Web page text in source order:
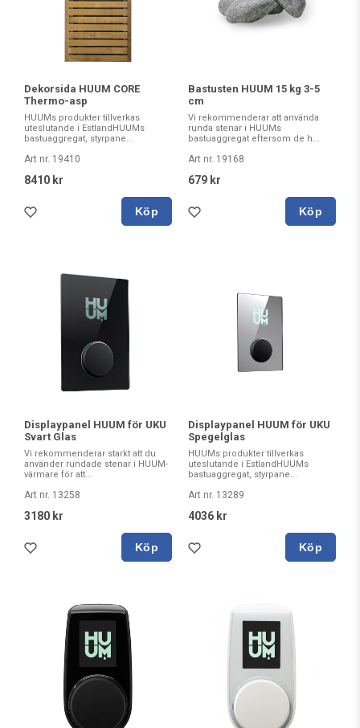
Dekorsida HUUM CORE
Thermo-asp
HUUMs produkter tillverkas
uteslutande i EstlandHUUMs
bastuaggregat, styrpane...
Art nr. 19410
8410 kr
Köp
Bastusten HUUM 15 kg 3-5
cm
Vi rekommenderar att använda
runda stenar i HUUMs
bastuaggregat eftersom de h...
Art nr. 19168
679 kr
Köp
Displaypanel HUUM för UKU
Svart Glas
Vi rekommenderar starkt att du
använder rundade stenar i HUUM-
värmare för att...
Art nr. 13258
3180 kr
Köp
Displaypanel HUUM för UKU
Spegelglas
HUUMs produkter tillverkas
uteslutande i EstlandHUUMs
bastuaggregat, styrpane...
Art nr. 13289
4036 kr
Köp